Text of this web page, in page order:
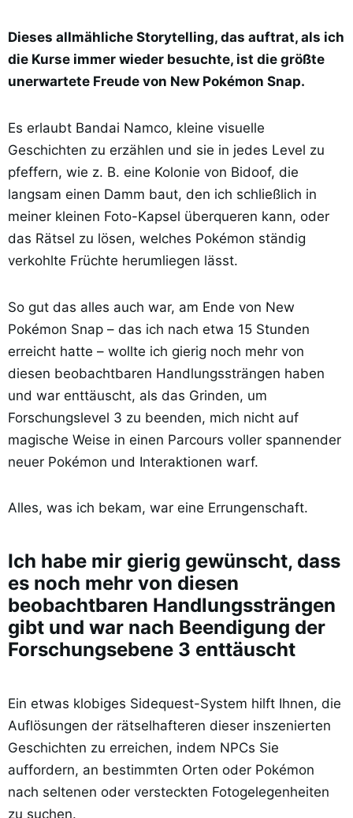
Dieses allmähliche Storytelling, das auftrat, als ich
die Kurse immer wieder besuchte, ist die größte
unerwartete Freude von New Pokémon Snap.
Es erlaubt Bandai Namco, kleine visuelle
Geschichten zu erzählen und sie in jedes Level zu
pfeffern, wie z. B. eine Kolonie von Bidoof, die
langsam einen Damm baut, den ich schließlich in
meiner kleinen Foto-Kapsel überqueren kann, oder
das Rätsel zu lösen, welches Pokémon ständig
verkohlte Früchte herumliegen lässt.
So gut das alles auch war, am Ende von New
Pokémon Snap – das ich nach etwa 15 Stunden
erreicht hatte – wollte ich gierig noch mehr von
diesen beobachtbaren Handlungssträngen haben
und war enttäuscht, als das Grinden, um
Forschungslevel 3 zu beenden, mich nicht auf
magische Weise in einen Parcours voller spannender
neuer Pokémon und Interaktionen warf.
Alles, was ich bekam, war eine Errungenschaft.
Ich habe mir gierig gewünscht, dass
es noch mehr von diesen
beobachtbaren Handlungssträngen
gibt und war nach Beendigung der
Forschungsebene 3 enttäuscht
Ein etwas klobiges Sidequest-System hilft Ihnen, die
Auflösungen der rätselhafteren dieser inszenierten
Geschichten zu erreichen, indem NPCs Sie
auffordern, an bestimmten Orten oder Pokémon
nach seltenen oder versteckten Fotogelegenheiten
zu suchen.